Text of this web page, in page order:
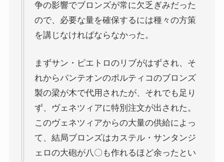
争の影響でブロンズが常に欠乏ぎみだった
ので、必要な量を確保するには種々の方策
を講じなければならなかった。
まずサン・ピエトロのリブがはずされ、そ
れからパンテオンのポルティコのブロンズ
製の梁が木で代用されたが、それでも足り
ず、ヴェネツィアに特別注文が出された。
このヴェネツィアからの大量の供給によっ
て、結局ブロンズはカステル・サンタンジ
ェロの大砲が八〇も作れるほど余ったとい